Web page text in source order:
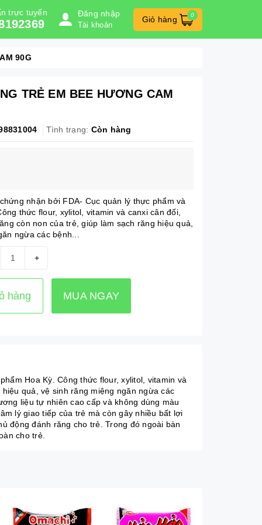
trực tuyến Đăng nhập
Tài khoản
Giỏ hàng 0
90G
TRẺ EM BEE HƯƠNG CAM
Tình trạng: Còn hàng
nhận bởi FDA- Cục quản lý thực phẩm và
thức flour, xylitol, vitamin và canxi cân đối,
còn non của trẻ, giúp làm sạch răng hiệu quả,
ngừa các bệnh...
+
hàng MUA NGAY
Hoa Kỳ. Công thức flour, xylitol, vitamin và
quả, vệ sinh răng miệng ngăn ngừa các
liệu tự nhiên cao cấp và không dùng màu
lý giao tiếp của trẻ mà còn gây nhiều bất lợi
động đánh răng cho trẻ. Trong đó ngoài bàn
cho trẻ.